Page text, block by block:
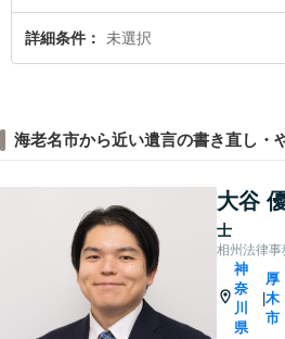
詳細条件 未選択
海老名市から近い遺言の書き直し・
大谷
士
相州法律事
神
奈
川
県
厚
木
市